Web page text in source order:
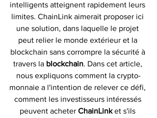
intelligents atteignent rapidement leurs
limites. ChainLink aimerait proposer ici
une solution, dans laquelle le projet
peut relier le monde extérieur et la
blockchain sans corrompre la sécurité à
travers la blockchain. Dans cet article,
nous expliquons comment la crypto-
monnaie a l'intention de relever ce défi,
comment les investisseurs intéressés
peuvent acheter ChainLink et s'ils